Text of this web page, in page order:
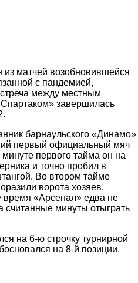
матчей возобновившейся
с пандемией,
между местным
завершилась
барнаульского «Динамо»
первый официальный мяч
первого тайма он на
и точно пробил в
Во втором тайме
ворота хозяев.
время «Арсенал» едва не
считанные минуты отыграть
на 6-ю строчку турнирной
на 8-й позиции.